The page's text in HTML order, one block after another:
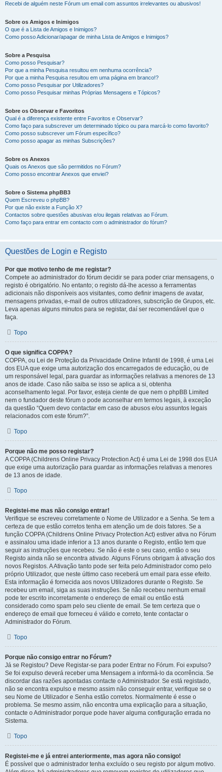
Recebi de alguém neste Fórum um email com assuntos irrelevantes ou abusivos!
Sobre os Amigos e Inimigos
O que é a Lista de Amigos e Inimigos?
Como posso Adicionar/apagar de minha Lista de Amigos e Inimigos?
Sobre a Pesquisa
Como posso Pesquisar?
Por que a minha Pesquisa resultou em nenhuma ocorrência?
Por que a minha Pesquisa resultou em uma página em branco!?
Como posso Pesquisar por Utilizadores?
Como posso Pesquisar minhas Próprias Mensagens e Tópicos?
Sobre os Observar e Favoritos
Qual é a diferença existente entre Favoritos e Observar?
Como faço para subscrever um determinado tópico ou para marcá-lo como favorito?
Como posso subscrever um Fórum específico?
Como posso apagar as minhas Subscrições?
Sobre os Anexos
Quais os Anexos que são permitidos no Fórum?
Como posso encontrar Anexos que enviei?
Sobre o Sistema phpBB3
Quem Escreveu o phpBB?
Por que não existe a Função X?
Contactos sobre questões abusivas e/ou ilegais relativas ao Fórum.
Como faço para entrar em contacto com o administrador do fórum?
Questões de Login e Registo
Por que motivo tenho de me registar?
Compete ao administrador do fórum decidir se para poder criar mensagens, o
registo é obrigatório. No entanto; o registo dá-lhe acesso a ferramentas
adicionais não disponíveis aos visitantes, como definir imagens de avatar,
mensagens privadas, e-mail de outros utilizadores, subscrição de Grupos, etc.
Leva apenas alguns minutos para se registar, daí ser recomendável que o
faça.
Topo
O que significa COPPA?
COPPA, ou Lei de Proteção da Privacidade Online Infantil de 1998, é uma Lei
dos EUA que exige uma autorização dos encarregados de educação, ou de
um responsável legal, para guardar as informações relativas a menores de 13
anos de idade. Caso não saiba se isso se aplica a si, obtenha
aconselhamento legal. Por favor, esteja ciente de que nem o phpBB Limited
nem o fundador deste fórum o pode aconselhar em termos legais, à exceção
da questão “Quem devo contactar em caso de abusos e/ou assuntos legais
relacionados com este fórum?”.
Topo
Porque não me posso registar?
A COPPA (Childrens Online Privacy Protection Act) é uma Lei de 1998 dos EUA
que exige uma autorização para guardar as informações relativas a menores
de 13 anos de idade.
Topo
Registei-me mas não consigo entrar!
Verifique se escreveu corretamente o Nome de Utilizador e a Senha. Se tem a
certeza de que estão corretos tenha em atenção um de dois fatores. Se a
função COPPA (Childrens Online Privacy Protection Act) estiver ativa no Fórum
e assinalou uma idade inferior a 13 anos durante o Registo, então tem que
seguir as instruções que recebeu. Se não é este o seu caso, então o seu
Registo ainda não se encontra ativado. Alguns Fóruns obrigam à ativação dos
novos Registos. A Ativação tanto pode ser feita pelo Administrador como pelo
próprio Utilizador, que neste último caso receberá um email para esse efeito.
Esta informação é fornecida aos novos Utilizadores durante o Registo. Se
recebeu um email, siga as suas instruções. Se não recebeu nenhum email
pode ter escrito incorretamente o endereço de email ou então está
considerado como spam pelo seu cliente de email. Se tem certeza que o
endereço de email que forneceu é válido e correto, tente contactar o
Administrador do Fórum.
Topo
Porque não consigo entrar no Fórum?
Já se Registou? Deve Registar-se para poder Entrar no Fórum. Foi expulso?
Se foi expulso deverá receber uma Mensagem a informá-lo da ocorrência. Se
discordar das razões apontadas contacte o Administrador. Se está registado,
não se encontra expulso e mesmo assim não conseguir entrar, verifique se o
seu Nome de Utilizador e Senha estão corretos. Normalmente é esse o
problema. Se mesmo assim, não encontra uma explicação para a situação,
contacte o Administrador porque pode haver alguma configuração errada no
Sistema.
Topo
Registei-me e já entrei anteriormente, mas agora não consigo!
É possível que o administrador tenha excluído o seu registo por algum motivo.